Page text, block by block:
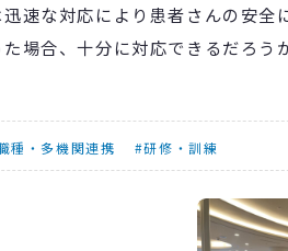
速な対応により患者さんの安
場合、十分に対応できるだろう
災体制を改めて確認するため「
ました。また、防災関連会社の
して見ることでシャッターの
種・多機関連携 #研修・訓練